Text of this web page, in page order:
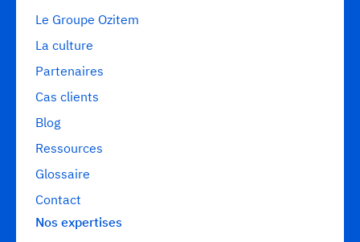
Le Groupe Ozitem
La culture
Partenaires
Cas clients
Blog
Ressources
Glossaire
Contact
Nos expertises